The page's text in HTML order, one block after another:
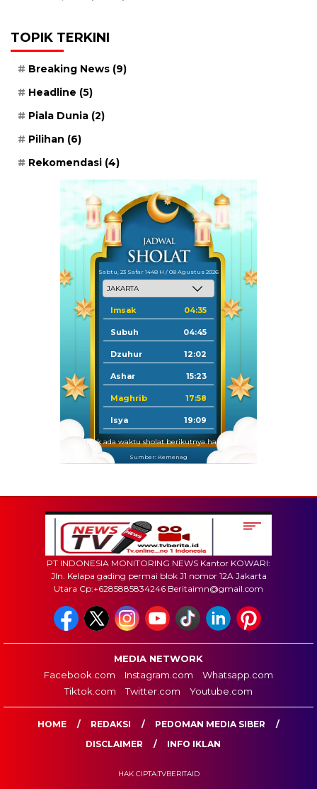
TOPIK TERKINI
Breaking News (9)
Headline (5)
Piala Dunia (2)
Pilihan (6)
Rekomendasi (4)
Sabtu, 23 Safar 1448 H / 08 Agustus 2026
Imsak 04:35
Subuh 04:45
Dzuhur 12:02
Ashar 15:23
Maghrib 17:58
Isya 19:09
Tidak ada waktu sholat berikutnya hari ini.
Sumber: Kemenag
PT INDONESIA MONITORING NEWS Kantor KOWARI:
Jln. Kelapa gading permai blok J1 nomor 12A Jakarta
Utara Cp:+6285885834246 Beritaimn@gmail.com
MEDIA NETWORK
Facebook.com
Instagram.com
Whatsapp.com
Tiktok.com
Twitter.com Youtube.com
HOME REDAKSI
PEDOMAN MEDIA SIBER
DISCLAIMER
INFO IKLAN
HAK CIPTA:TVBERITAID